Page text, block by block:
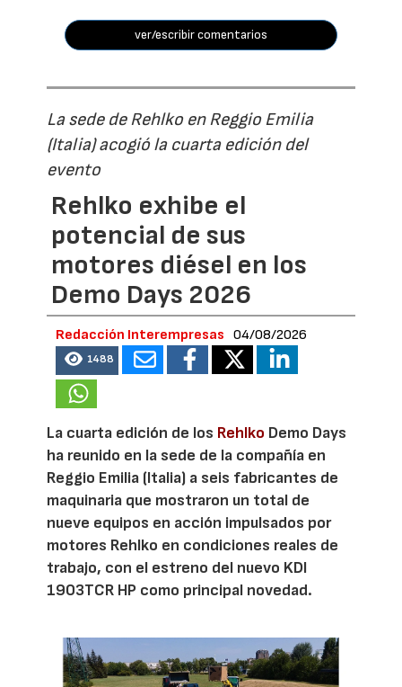
ver/escribir comentarios
La sede de Rehlko en Reggio Emilia
(Italia) acogió la cuarta edición del
evento
Rehlko exhibe el
potencial de sus
motores diésel en los
Demo Days 2026
Redacción Interempresas 04/08/2026
1488
La cuarta edición de los Rehlko Demo Days
ha reunido en la sede de la compañía en
Reggio Emilia (Italia) a seis fabricantes de
maquinaria que mostraron un total de
nueve equipos en acción impulsados por
motores Rehlko en condiciones reales de
trabajo, con el estreno del nuevo KDI
1903TCR HP como principal novedad.